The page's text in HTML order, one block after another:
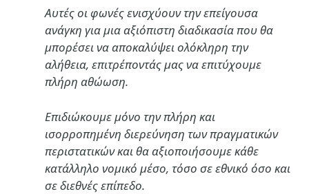
Αυτές οι φωνές ενισχύουν την επείγουσα
ανάγκη για μια αξιόπιστη διαδικασία που θα
μπορέσει να αποκαλύψει ολόκληρη την
αλήθεια, επιτρέποντάς μας να επιτύχουμε
πλήρη αθώωση.
Επιδιώκουμε μόνο την πλήρη και
ισορροπημένη διερεύνηση των πραγματικών
περιστατικών και θα αξιοποιήσουμε κάθε
κατάλληλο νομικό μέσο, τόσο σε εθνικό όσο και
σε διεθνές επίπεδο.